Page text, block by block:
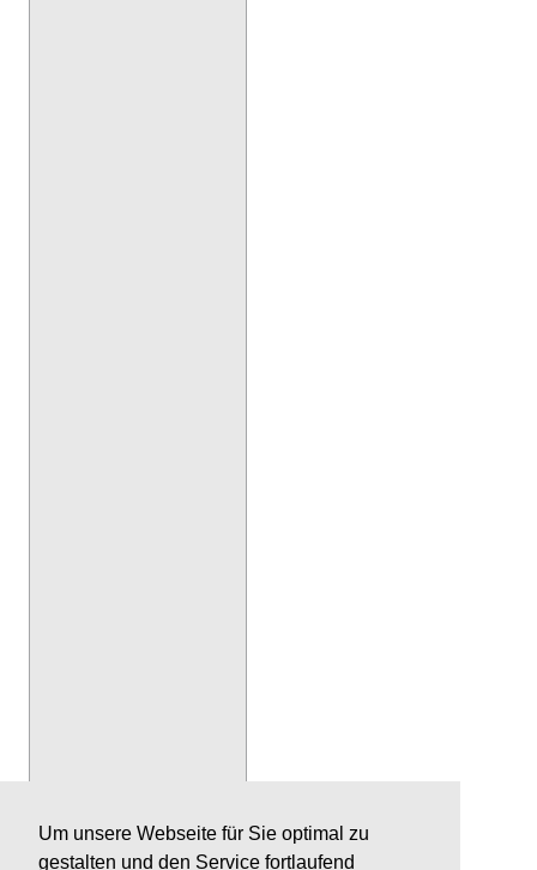
Um unsere Webseite für Sie optimal zu
gestalten und den Service fortlaufend